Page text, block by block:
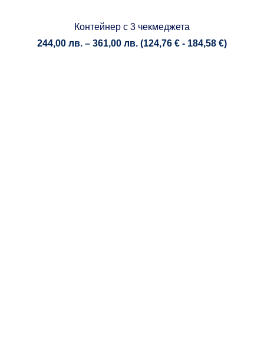
Контейнер с 3 чекмеджета
244,00 лв. – 361,00 лв. Price
(124,76 € - 184,58 €)